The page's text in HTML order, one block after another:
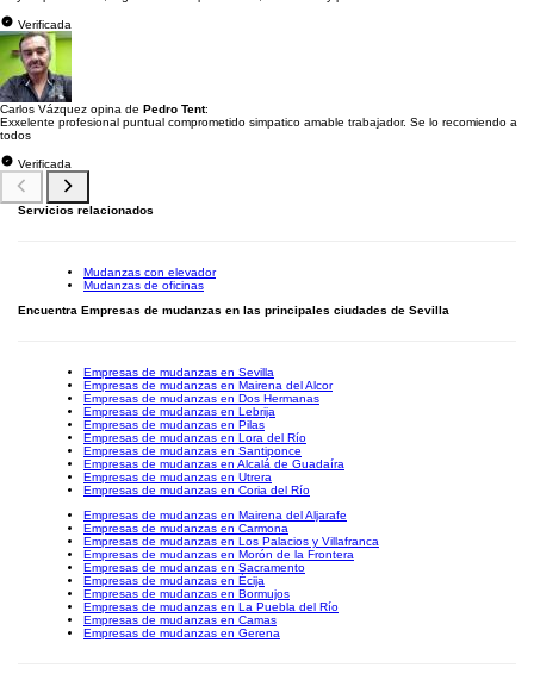
Verificada
Carlos Vázquez opina de Pedro Tent:
Exxelente profesional puntual comprometido simpatico amable trabajador. Se lo recomiendo a
todos
Verificada
Servicios relacionados
Mudanzas con elevador
Mudanzas de oficinas
Encuentra Empresas de mudanzas en las principales ciudades de Sevilla
Empresas de mudanzas en Sevilla
Empresas de mudanzas en Mairena del Alcor
Empresas de mudanzas en Dos Hermanas
Empresas de mudanzas en Lebrija
Empresas de mudanzas en Pilas
Empresas de mudanzas en Lora del Río
Empresas de mudanzas en Santiponce
Empresas de mudanzas en Alcalá de Guadaíra
Empresas de mudanzas en Utrera
Empresas de mudanzas en Coria del Río
Empresas de mudanzas en Mairena del Aljarafe
Empresas de mudanzas en Carmona
Empresas de mudanzas en Los Palacios y Villafranca
Empresas de mudanzas en Morón de la Frontera
Empresas de mudanzas en Sacramento
Empresas de mudanzas en Écija
Empresas de mudanzas en Bormujos
Empresas de mudanzas en La Puebla del Río
Empresas de mudanzas en Camas
Empresas de mudanzas en Gerena